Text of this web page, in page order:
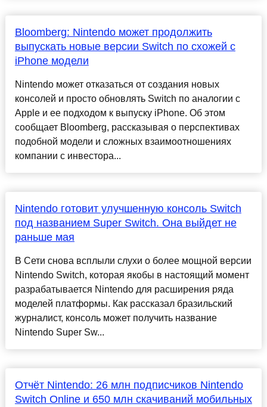
Bloomberg: Nintendo может продолжить
выпускать новые версии Switch по схожей с
iPhone модели
Nintendo может отказаться от создания новых
консолей и просто обновлять Switch по аналогии с
Apple и ее подходом к выпуску iPhone. Об этом
сообщает Bloomberg, рассказывая о перспективах
подобной модели и сложных взаимоотношениях
компании с инвестора...
Nintendo готовит улучшенную консоль Switch
под названием Super Switch. Она выйдет не
раньше мая
В Сети снова всплыли слухи о более мощной версии
Nintendo Switch, которая якобы в настоящий момент
разрабатывается Nintendo для расширения ряда
моделей платформы. Как рассказал бразильский
журналист, консоль может получить название
Nintendo Super Sw...
Отчёт Nintendo: 26 млн подписчиков Nintendo
Switch Online и 650 млн скачиваний мобильных